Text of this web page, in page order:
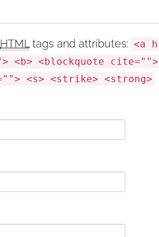
HTML tags and attributes: <a
<b> <blockquote
<s> <strike> <strong>